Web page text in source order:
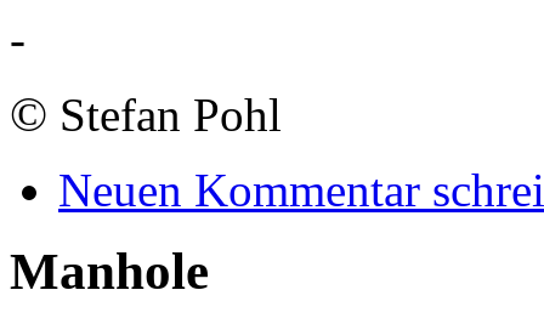
-
© Stefan Pohl
Neuen Kommentar
Manhole